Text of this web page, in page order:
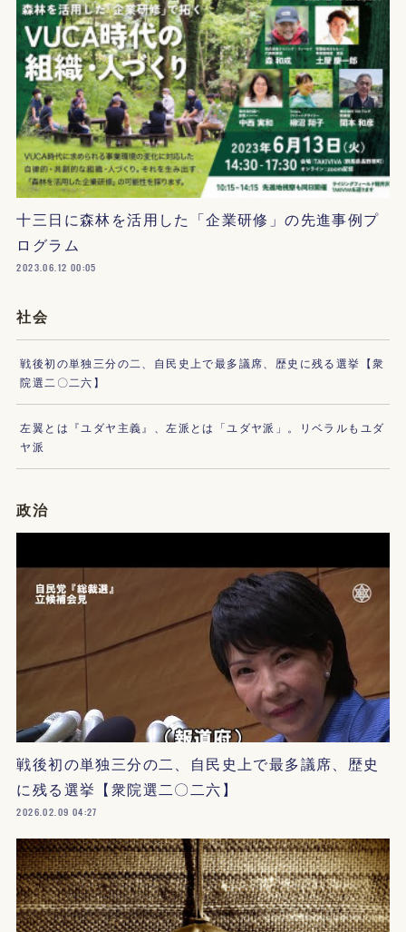
十三日に森林を活用した「企業研修」の先進事例プ
ログラム
2023.06.12 00:05
社会
戦後初の単独三分の二、自民史上で最多議席、歴史に残る選挙【衆
院選二〇二六】
左翼とは『ユダヤ主義』、左派とは「ユダヤ派」。リベラルもユダ
ヤ派
政治
戦後初の単独三分の二、自民史上で最多議席、歴史
に残る選挙【衆院選二〇二六】
2026.02.09 04:27